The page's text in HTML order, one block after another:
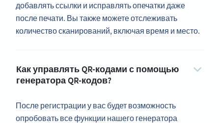
добавлять ссылки и исправлять опечатки даже
после печати. Вы также можете отслеживать
количество сканирований, включая время и место.
Как управлять QR-кодами с помощью
генератора QR-кодов?
После регистрации у вас будет возможность
опробовать все функции нашего генератора